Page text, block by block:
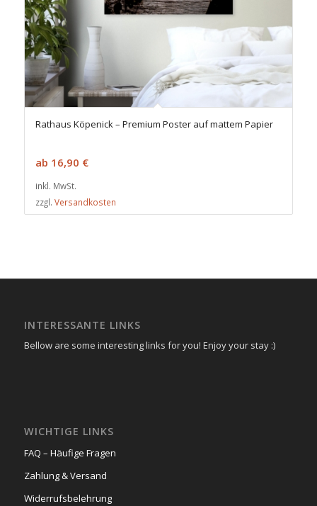
Rathaus Köpenick – Premium Poster auf mattem Papier
ab 16,90 €
inkl. MwSt.
zzgl. Versandkosten
INTERESSANTE LINKS
Bellow are some interesting links for you! Enjoy your stay :)
WICHTIGE LINKS
FAQ – Häufige Fragen
Zahlung & Versand
Widerrufsbelehrung